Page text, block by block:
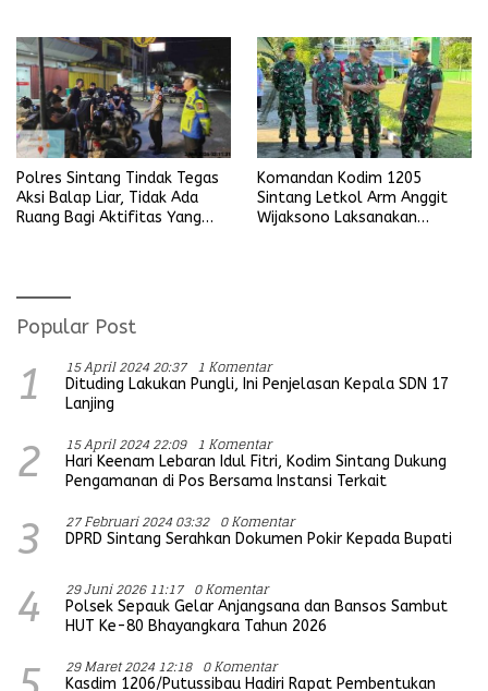
Polres Sintang Tindak Tegas
Aksi Balap Liar, Tidak Ada
Ruang Bagi Aktifitas Yang
Komandan Kodim 1205
Sintang Letkol Arm Anggit
Wijaksono Laksanakan
Popular Post
1 15 April 2024 20:37 1 Komentar
Dituding Lakukan Pungli, Ini Penjelasan Kepala SDN 17
Lanjing
2 15 April 2024 22:09 1 Komentar
Hari Keenam Lebaran Idul Fitri, Kodim Sintang Dukung
Pengamanan di Pos Bersama Instansi Terkait
3 27 Februari 2024 03:32 0 Komentar
DPRD Sintang Serahkan Dokumen Pokir Kepada Bupati
4 29 Juni 2026 11:17 0 Komentar
Polsek Sepauk Gelar Anjangsana dan Bansos Sambut
HUT Ke-80 Bhayangkara Tahun 2026
29 Maret 2024 12:18 0 Komentar
Kasdim 1206/Putussibau Hadiri Rapat Pembentukan